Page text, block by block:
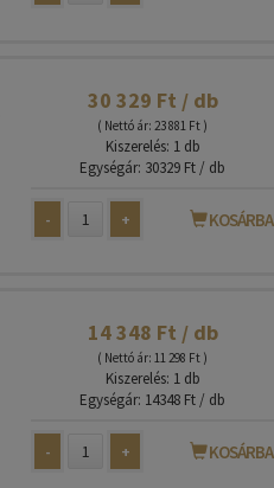
30 329 Ft / db
( Nettó ár: 23 881 Ft )
Kiszerelés: 1 db
Egységár: 30329 Ft / db
- + KOSÁRBA
14 348 Ft / db
( Nettó ár: 11 298 Ft )
Kiszerelés: 1 db
Egységár: 14348 Ft / db
- + KOSÁRBA